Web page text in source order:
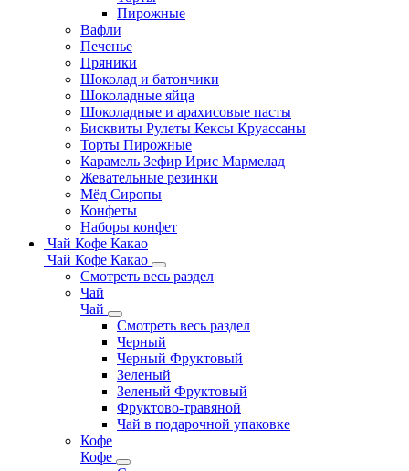
Пирожные
Вафли
Печенье
Пряники
Шоколад и батончики
Шоколадные яйца
Шоколадные и арахисовые пасты
Бисквиты Рулеты Кексы Круассаны
Торты Пирожные
Карамель Зефир Ирис Мармелад
Жевательные резинки
Мёд Сиропы
Конфеты
Наборы конфет
Чай Кофе Какао
Чай Кофе Какао
Смотреть весь раздел
Чай
Чай
Смотреть весь раздел
Черный
Черный Фруктовый
Зеленый
Зеленый Фруктовый
Фруктово-травяной
Чай в подарочной упаковке
Кофе
Кофе